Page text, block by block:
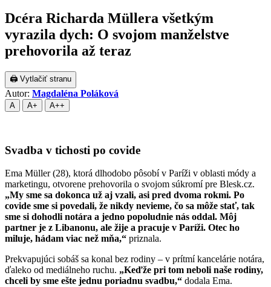
Dcéra Richarda Müllera všetkým
vyrazila dych: O svojom manželstve
prehovorila až teraz
🖨 Vytlačiť stranu
Autor: Magdaléna Poláková
A A+ A++
Svadba v tichosti po covide
Ema Müller (28), ktorá dlhodobo pôsobí v Paríži v oblasti módy a
marketingu, otvorene prehovorila o svojom súkromí pre Blesk.cz.
„My sme sa dokonca už aj vzali, asi pred dvoma rokmi. Po
covide sme si povedali, že nikdy nevieme, čo sa môže stať, tak
sme si dohodli notára a jedno popoludnie nás oddal. Môj
partner je z Libanonu, ale žije a pracuje v Paríži. Otec ho
miluje, hádam viac než mňa,“ priznala.
Prekvapujúci sobáš sa konal bez rodiny – v prítmí kancelárie notára,
ďaleko od mediálneho ruchu. „Keďže pri tom neboli naše rodiny,
chceli by sme ešte jednu poriadnu svadbu,“ dodala Ema.